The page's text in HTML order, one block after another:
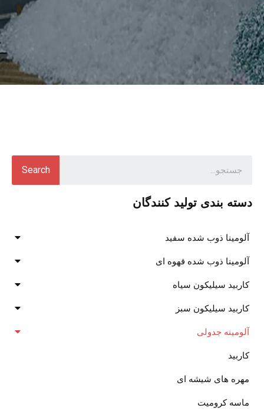
Search
دسته بندی تولید کنندگان
آلومینا ذوب شده سفید
آلومینا ذوب شده قهوه ای
کاربید سیلیکون سیاه
کاربید سیلیکون سبز
آلومینه جدولی
کاربید
مهره های شیشه ای
ماسه کرومیت